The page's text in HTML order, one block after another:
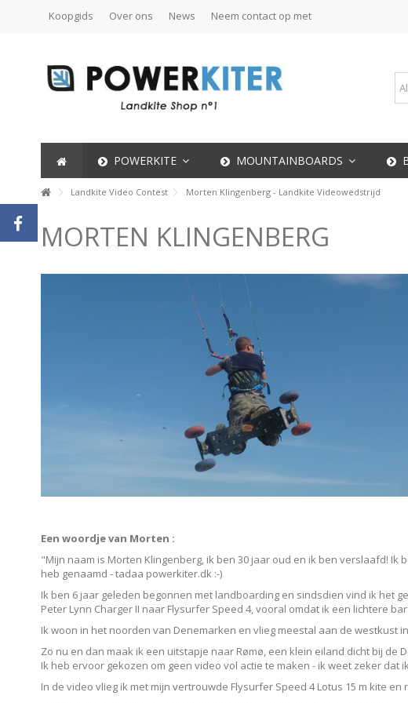
Koopgids Over ons News Neem contact op met
POWERKITE MOUNTAINBOARDS
Landkite Video Contest Morten Klingenberg - Landkite Videowedstrijd
MORTEN KLINGENBERG
Een woordje van Morten :
"Mijn naam is Morten Klingenberg, ik ben 30 jaar oud en ik ben verslaafd!
heb genaamd - tadaa powerkiter.dk :-)
Ik ben 6 jaar geleden begonnen met landboarding en sindsdien vind ik het
Peter Lynn Charger II naar Flysurfer Speed 4, vooral omdat ik een lichtere
Ik woon in het noorden van Denemarken en vlieg meestal aan de westkust
Zo nu en dan maak ik een uitstapje naar Rømø, een klein eiland dicht bij de
Ik heb ervoor gekozen om geen video vol actie te maken - ik weet zeker
In de video vlieg ik met mijn vertrouwde Flysurfer Speed 4 Lotus 15 m kite